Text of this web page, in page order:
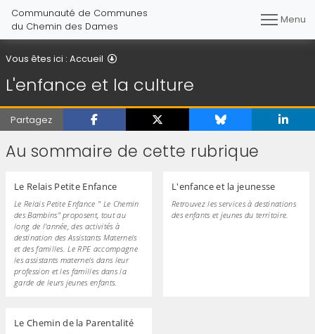
Communauté de Communes
du Chemin des Dames
Menu
Vous êtes ici : Accueil
L'enfance et la culture
Partagez
Au sommaire de cette rubrique
Le Relais Petite Enfance
Le Relais Petite Enfance " Le Chemin
des Bambins" proposent, tout au
long de l'année, des activités à
destination des Assistants Maternels
et des familles. Le RPE accompagne
les assistants maternels dans leur
profession et les familles dans la
garde de leurs jeunes enfants.
L'enfance et la jeunesse
Retrouvez les services à destinations
des enfants et jeunes du territoire.
Le Chemin de la Parentalité